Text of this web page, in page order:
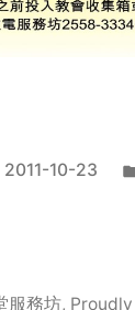
2011-10-23
服務坊,